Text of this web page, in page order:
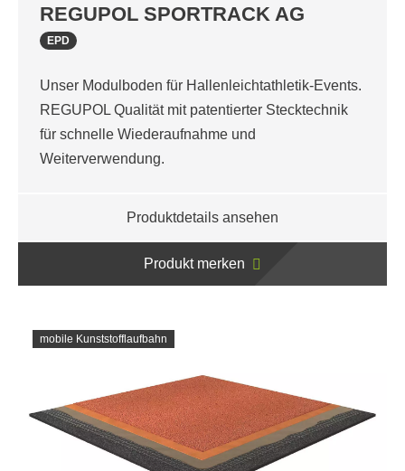
REGUPOL SPORTRACK AG
EPD
Unser Modulboden für Hallenleichtathletik-Events.
REGUPOL Qualität mit patentierter Stecktechnik
für schnelle Wiederaufnahme und
Weiterverwendung.
Produktdetails ansehen
Produkt merken
mobile Kunststofflaufbahn